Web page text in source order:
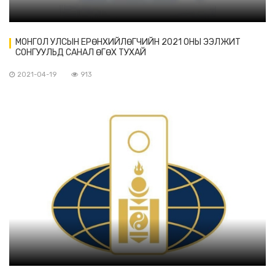
МОНГОЛ УЛСЫН ЕРӨНХИЙЛӨГЧИЙН 2021 ОНЫ ЭЭЛЖИТ
СОНГУУЛЬД САНАЛ ӨГӨХ ТУХАЙ
2021-04-19 913